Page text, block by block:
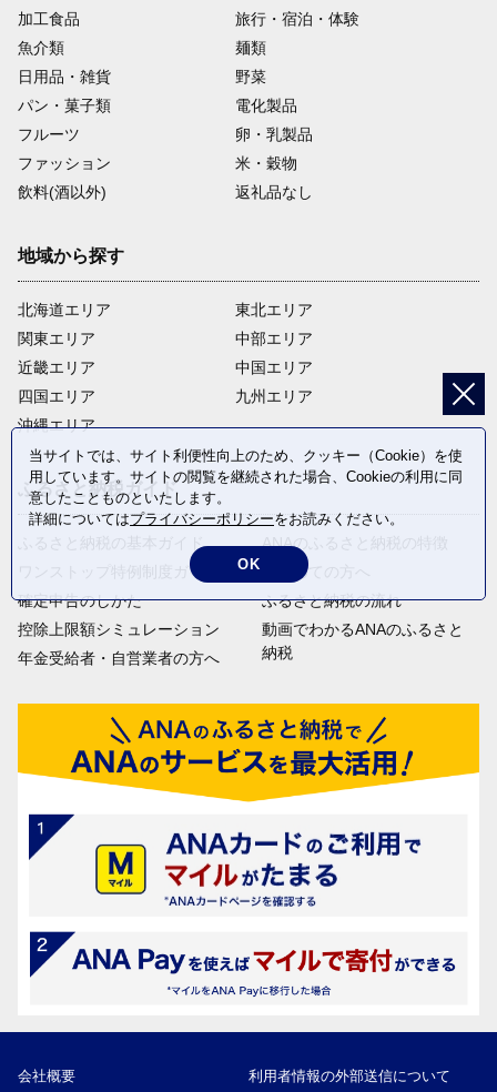
加工食品
旅行・宿泊・体験
魚介類
麺類
日用品・雑貨
野菜
パン・菓子類
電化製品
フルーツ
卵・乳製品
ファッション
米・穀物
飲料(酒以外)
返礼品なし
地域から探す
北海道エリア
関東エリア
近畿エリア
四国エリア
沖縄エリア
東北エリア
中部エリア
中国エリア
九州エリア
ふるさと納税ガイド
ふるさと納税の基本ガイド
ワンストップ特例制度ガイド
確定申告のしかた
控除上限額シミュレーション
年金受給者・自営業者の方へ
ANAのふるさと納税の特徴
はじめての方へ
ふるさと納税の流れ
動画でわかるANAのふるさと
納税
会社概要 利用者情報の外部送信について
当サイトでは、サイト利便性向上のため、クッキー（Cookie）を使
用しています。サイトの閲覧を継続された場合、Cookieの利用に同
意したことものといたします。
詳細についてはプライバシーポリシーをお読みください。
OK